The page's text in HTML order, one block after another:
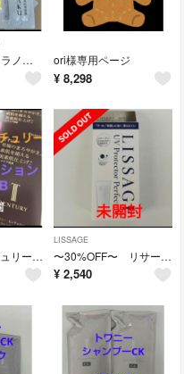
資生堂HAKU メラノフォーカスIVハク美白美容液20個セット ori様専用ページ
¥ 8,298
トワニーセンチュリー ザ・ファンデーションa オークルB 12点
LISSAGE
〜30%OFF〜 リサージ UVプロテクターパーフェクトN 50g
¥ 2,540